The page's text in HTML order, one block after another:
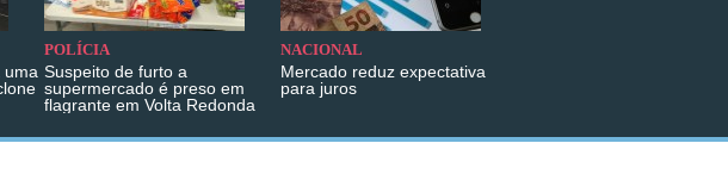
uma
POLÍCIA
Suspeito de furto a
supermercado é preso em
flagrante em Volta Redonda
NACIONAL
Mercado reduz expectativa
para juros